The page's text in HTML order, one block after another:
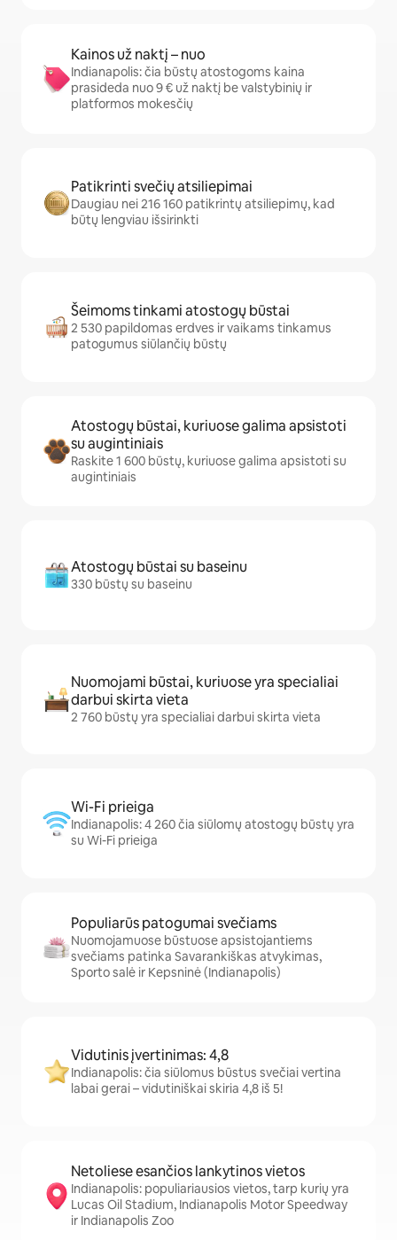
Kainos už naktį – nuo
Indianapolis: čia būstų atostogoms kaina
prasideda nuo 9 € už naktį be valstybinių ir
platformos mokesčių
Patikrinti svečių atsiliepimai
Daugiau nei 216 160 patikrintų atsiliepimų, kad
būtų lengviau išsirinkti
Šeimoms tinkami atostogų būstai
2 530 papildomas erdves ir vaikams tinkamus
patogumus siūlančių būstų
Atostogų būstai, kuriuose galima apsistoti
su augintiniais
Raskite 1 600 būstų, kuriuose galima apsistoti su
augintiniais
Atostogų būstai su baseinu
330 būstų su baseinu
Nuomojami būstai, kuriuose yra specialiai
darbui skirta vieta
2 760 būstų yra specialiai darbui skirta vieta
Wi-Fi prieiga
Indianapolis: 4 260 čia siūlomų atostogų būstų yra
su Wi-Fi prieiga
Populiarūs patogumai svečiams
Nuomojamuose būstuose apsistojantiems
svečiams patinka Savarankiškas atvykimas,
Sporto salė ir Kepsninė (Indianapolis)
Vidutinis įvertinimas: 4,8
Indianapolis: čia siūlomus būstus svečiai vertina
labai gerai – vidutiniškai skiria 4,8 iš 5!
Netoliese esančios lankytinos vietos
Indianapolis: populiariausios vietos, tarp kurių yra
Lucas Oil Stadium, Indianapolis Motor Speedway
ir Indianapolis Zoo